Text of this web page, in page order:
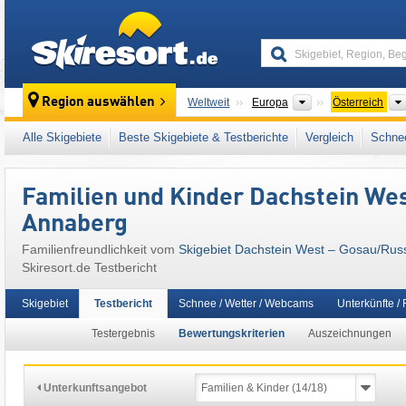
Region auswählen Weltweit Europa Kontinente
Österreich
Weltweit Europa Kontinente
Österreich
Alle Skigebiete Beste Skigebiete & Testberichte Vergleich
Familien und Kinder Dachstein
Annaberg
Familienfreundlichkeit vom Skigebiet Dachstein West – Gosau/​
Skiresort.de Testbericht
Skigebiet Testbericht
Testergebnis Bewertungskriterien Auszeichnungen
Schnee / Wetter / Webcams Unterkünfte /
Unterkunftsangebot